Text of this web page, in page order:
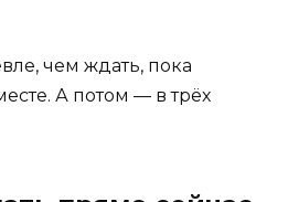
чем ждать, пока
А потом — в трёх